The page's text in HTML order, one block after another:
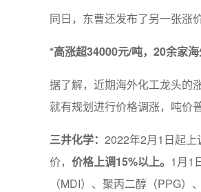
同日，东曹还发布了另一张涨
*高涨超34000元/吨，20余家海
据了解，近期海外化工龙头的
就有规划进行价格调涨，吨价
三井化学： 2022年2月1日起
价， 价格上调15%以上。 1月1
（MDI）、聚丙二醇（PPG